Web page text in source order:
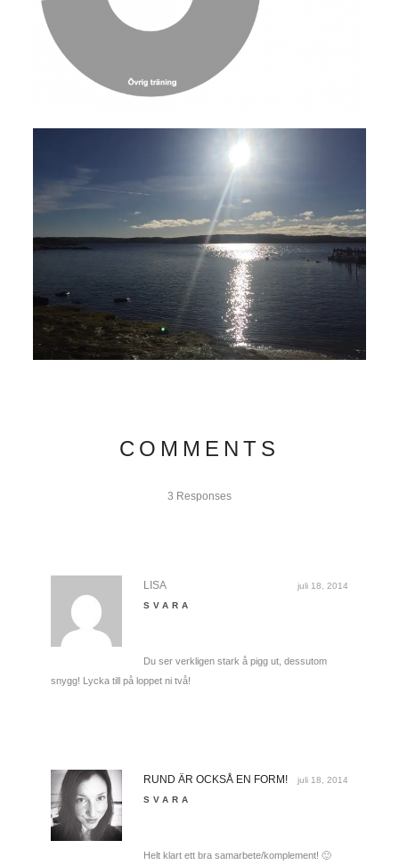
COMMENTS
3 Responses
juli 18, 2014
LISA
SVARA
Du ser verkligen stark å pigg ut, dessutom
snygg! Lycka till på loppet ni två!
juli 18, 2014
RUND ÄR OCKSÅ EN FORM!
SVARA
Helt klart ett bra samarbete/komplement! 🙂